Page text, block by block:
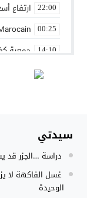
22:00 ارتفاع
00:25
14:10 جمعية
12:01
22:08
15:54 مجلس
سيدتي
دراسة …الجزر قد
غسل الفاكهة لا
الوحيدة